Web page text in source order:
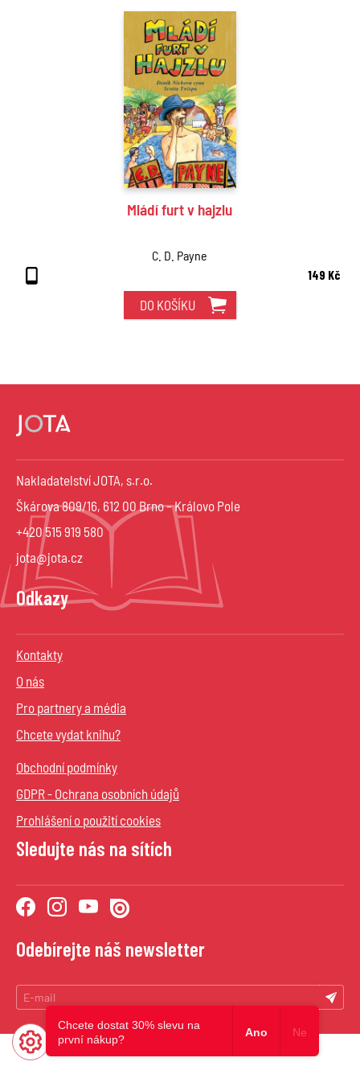
Mládí furt v hajzlu
C. D. Payne
149 Kč
DO KOŠÍKU
Nakladatelství JOTA, s.r.o.
Škárova 809/16, 612 00 Brno – Královo Pole
+420 515 919 580
jota@jota.cz
Odkazy
Kontakty
O nás
Pro partnery a média
Chcete vydat knihu?
Obchodní podmínky
GDPR - Ochrana osobních údajů
Prohlášení o použití cookies
Sledujte nás na sítích
Odebírejte náš newsletter
Chcete dostat 30% slevu na
první nákup?
Ano Ne